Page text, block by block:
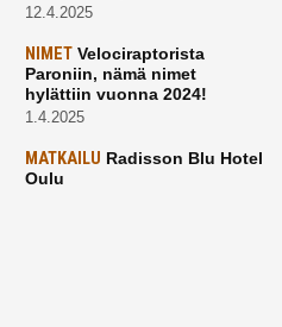
12.4.2025
NIMETVelociraptorista
Paroniin, nämä nimet
hylättiin vuonna 2024!
1.4.2025
MATKAILU Radisson Blu Hotel
Oulu